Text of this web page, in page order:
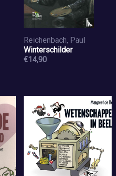
Reichenbach, Paul
Winterschilder
€14,90